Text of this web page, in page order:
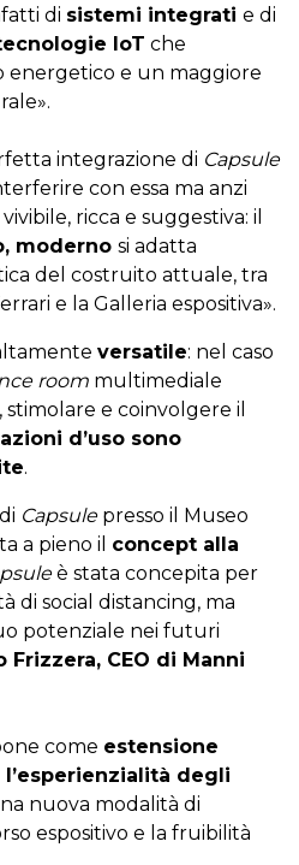
di sistemi integrati e di
IoT che
energetico e un maggiore
».
integrazione di Capsule
con essa ma anzi
ricca e suggestiva: il
moderno si adatta
del costruito attuale, tra
e la Galleria espositiva».
versatile: nel caso
room multimediale
e coinvolgere il
d’uso sono
.
Capsulepresso il Museo
a pieno il concept alla
è stata concepita per
di social distancing, ma
potenziale nei futuri
Frizzera, CEO di Manni
come estensione
degli
nuova modalità di
espositivo e la fruibilità